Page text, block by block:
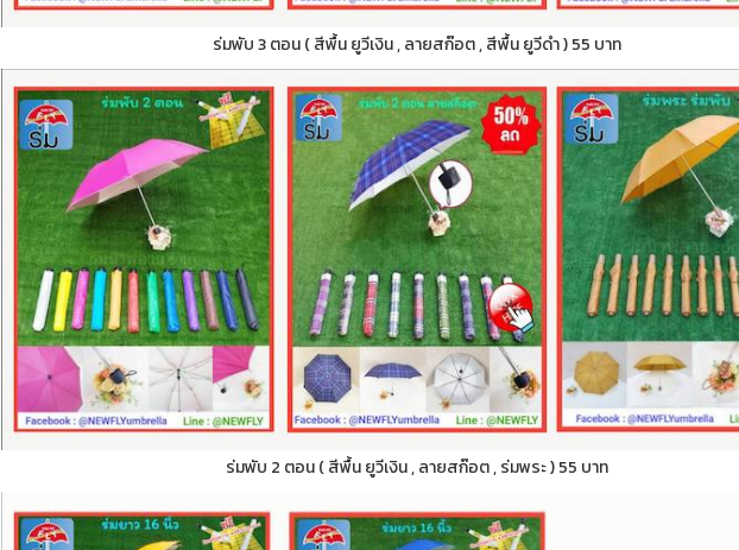
ร่มพับ 3 ตอน ( สีพื้น ยูวีเงิน , ลายสก๊อต , สีพื้น ยูวีดำ ) 55 บาท
ร่มพับ 2 ตอน ( สีพื้น ยูวีเงิน , ลายสก๊อต , ร่มพระ ) 55 บาท